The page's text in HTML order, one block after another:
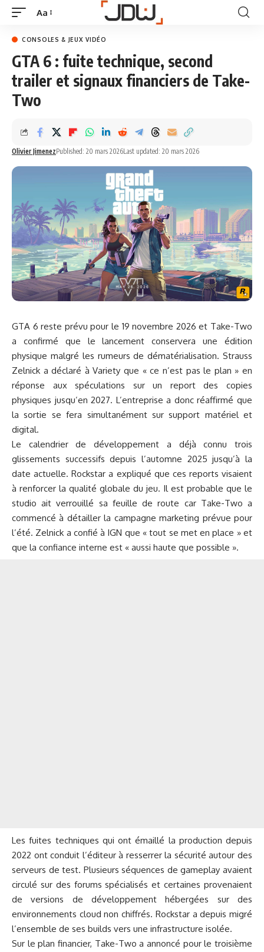
Aa
CONSOLES & JEUX VIDÉO
GTA 6 : fuite technique, second
trailer et signaux financiers de Take-
Two
Olivier JimenezPublished: 20 mars 2026Last updated: 20 mars 2026
GTA 6 reste prévu pour le 19 novembre 2026 et Take-Two
a confirmé que le lancement conservera une édition
physique malgré les rumeurs de dématérialisation. Strauss
Zelnick a déclaré à Variety que « ce n’est pas le plan » en
réponse aux spéculations sur un report des copies
physiques jusqu’en 2027. L’entreprise a donc réaffirmé que
la sortie se fera simultanément sur support matériel et
digital.
Le calendrier de développement a déjà connu trois
glissements successifs depuis l’automne 2025 jusqu’à la
date actuelle. Rockstar a expliqué que ces reports visaient
à renforcer la qualité globale du jeu. Il est probable que le
studio ait verrouillé sa feuille de route car Take-Two a
commencé à détailler la campagne marketing prévue pour
l’été. Zelnick a confié à IGN que « tout se met en place » et
que la confiance interne est « aussi haute que possible ».
Les fuites techniques qui ont émaillé la production depuis
2022 ont conduit l’éditeur à resserrer la sécurité autour des
serveurs de test. Plusieurs séquences de gameplay avaient
circulé sur des forums spécialisés et certaines provenaient
de versions de développement hébergées sur des
environnements cloud non chiffrés. Rockstar a depuis migré
l’ensemble de ses builds vers une infrastructure isolée.
Sur le plan financier, Take-Two a annoncé pour le troisième